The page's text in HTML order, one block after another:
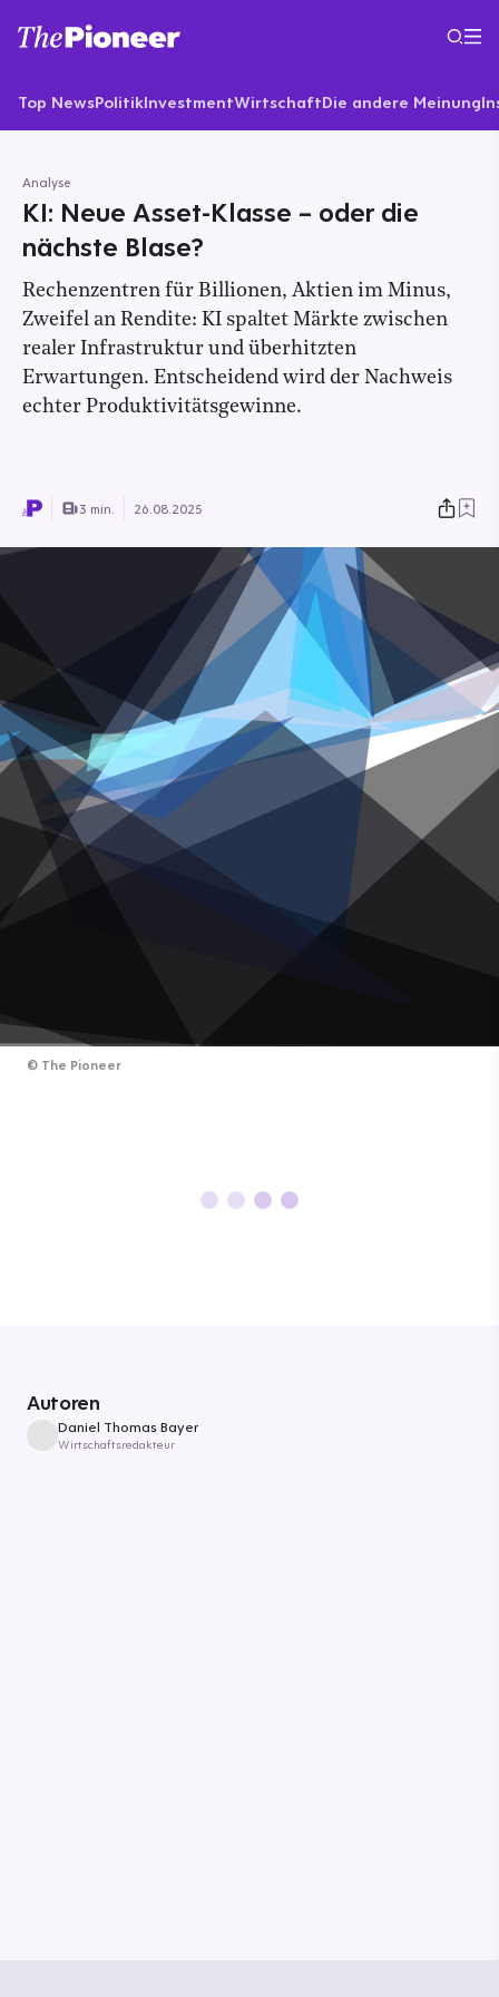
Top NewsPolitikInvestmentWirtschaftDie andere Meinung
Analyse
KI: Neue Asset-Klasse – oder die
nächste Blase?
Rechenzentren für Billionen, Aktien im Minus,
Zweifel an Rendite: KI spaltet Märkte zwischen
realer Infrastruktur und überhitzten
Erwartungen. Entscheidend wird der Nachweis
echter Produktivitätsgewinne.
3 min. 26.08.2025
© The Pioneer
Autoren
Daniel Thomas Bayer
Wirtschaftsredakteur